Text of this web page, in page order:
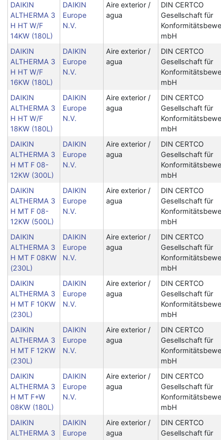
DAIKIN
ALTHERMA 3
H HT W/F
14KW (180L)
DAIKIN
Europe
N.V.
Aire exterior /
agua
DIN CERTCO
Gesellschaft für
mbH
DAIKIN
ALTHERMA 3
H HT W/F
16KW (180L)
DAIKIN
Europe
N.V.
Aire exterior /
agua
DIN CERTCO
Gesellschaft für
mbH
DAIKIN
ALTHERMA 3
H HT W/F
18KW (180L)
DAIKIN
Europe
N.V.
Aire exterior /
agua
DIN CERTCO
Gesellschaft für
mbH
DAIKIN
ALTHERMA 3
H MT F 08-
12KW (300L)
DAIKIN
Europe
N.V.
Aire exterior /
agua
DIN CERTCO
Gesellschaft für
mbH
DAIKIN
ALTHERMA 3
H MT F 08-
12KW (500L)
DAIKIN
Europe
N.V.
Aire exterior /
agua
DIN CERTCO
Gesellschaft für
mbH
DAIKIN
ALTHERMA 3
H MT F 08KW
(230L)
DAIKIN
Europe
N.V.
Aire exterior /
agua
DIN CERTCO
Gesellschaft für
mbH
DAIKIN
ALTHERMA 3
H MT F 10KW
(230L)
DAIKIN
Europe
N.V.
Aire exterior /
agua
DIN CERTCO
Gesellschaft für
mbH
DAIKIN
ALTHERMA 3
H MT F 12KW
(230L)
DAIKIN
Europe
N.V.
Aire exterior /
agua
DIN CERTCO
Gesellschaft für
mbH
DAIKIN
ALTHERMA 3
H MT F+W
08KW (180L)
DAIKIN
Europe
N.V.
Aire exterior /
agua
DIN CERTCO
Gesellschaft für
mbH
DAIKIN
ALTHERMA 3
DAIKIN
Europe
Aire exterior /
agua
DIN CERTCO
Gesellschaft für